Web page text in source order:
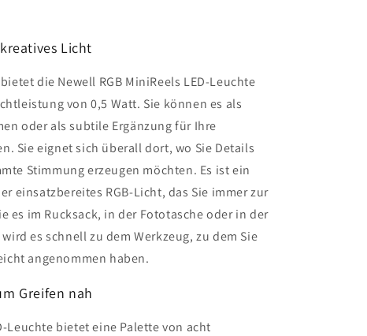
Licht
die Newell RGB MiniReels LED-Leuchte
von 0,5 Watt. Sie können es als
oder als subtile Ergänzung für Ihre
Sie eignet sich überall dort, wo Sie Details
Stimmung erzeugen möchten. Es ist ein
einsatzbereites RGB-Licht, das Sie immer zur
es im Rucksack, in der Fototasche oder in der
es schnell zu dem Werkzeug, zu dem Sie
angenommen haben.
Greifen nah
Leuchte bietet eine Palette von acht